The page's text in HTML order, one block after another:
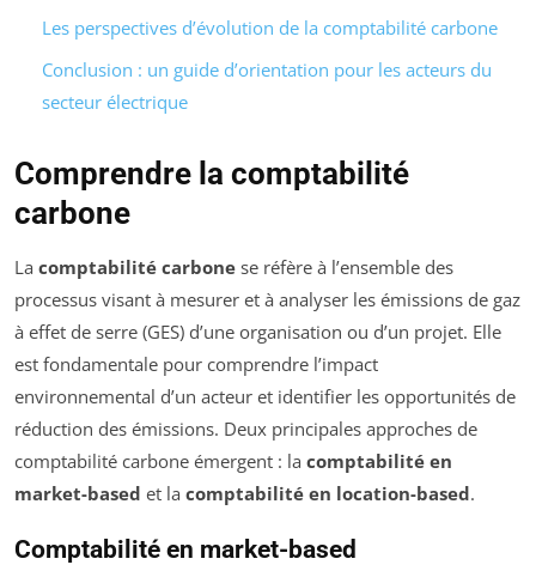
Les perspectives d’évolution de la comptabilité carbone
Conclusion : un guide d’orientation pour les acteurs du
secteur électrique
Comprendre la comptabilité
carbone
La comptabilité carbone se réfère à l’ensemble des
processus visant à mesurer et à analyser les émissions de gaz
à effet de serre (GES) d’une organisation ou d’un projet. Elle
est fondamentale pour comprendre l’impact
environnemental d’un acteur et identifier les opportunités de
réduction des émissions. Deux principales approches de
comptabilité carbone émergent : la comptabilité en
market-based et la comptabilité en location-based.
Comptabilité en market-based